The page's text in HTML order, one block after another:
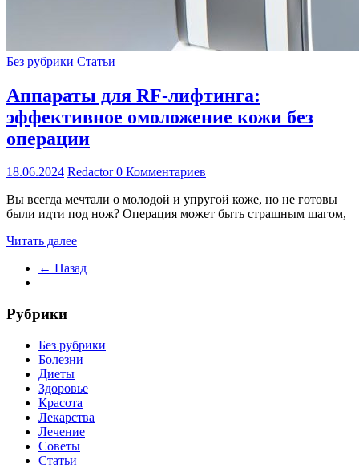
Без рубрики Статьи
Аппараты для RF-лифтинга:
эффективное омоложение кожи без
операции
18.06.2024 Redactor0 Комментариев
Вы всегда мечтали о молодой и упругой коже, но не готовы
были идти под нож? Операция может быть страшным шагом,
Читать далее
← Назад
Рубрики
Без рубрики
Болезни
Диеты
Здоровье
Красота
Лекарства
Лечение
Советы
Статьи